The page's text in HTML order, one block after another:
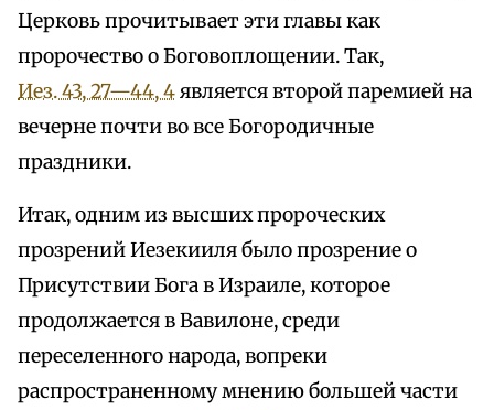
Церковь прочитывает эти главы как
пророчество о Боговоплощении. Так,
Иез. 43, 27—44, 4является второй паремией на
вечерне почти во все Богородичные
праздники.
Итак, одним из высших пророческих
прозрений Иезекииля было прозрение о
Присутствии Бога в Израиле, которое
продолжается в Вавилоне, среди
переселенного народа, вопреки
распространенному мнению большей части